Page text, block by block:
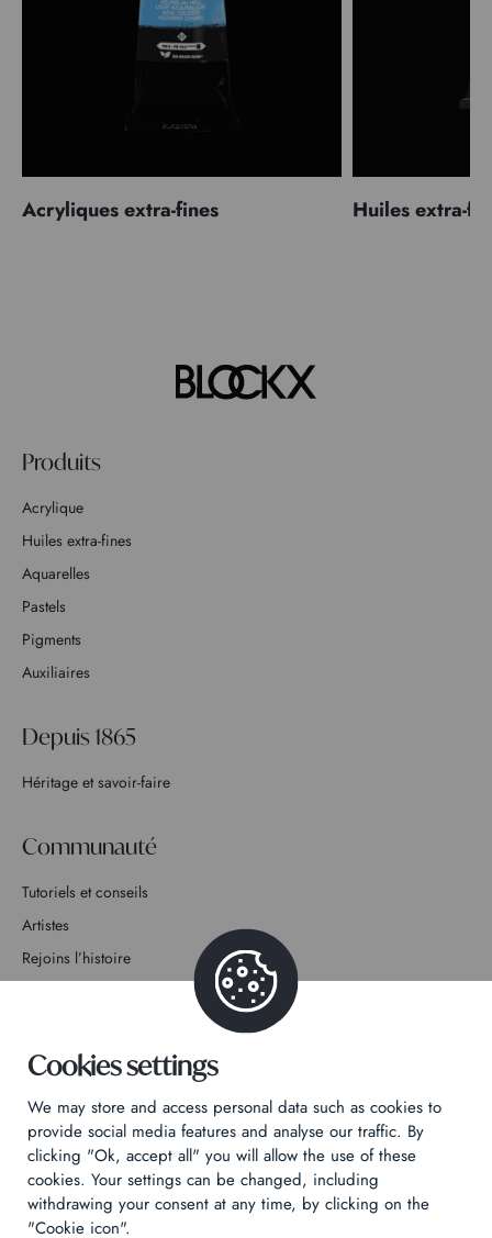
Acryliques extra-fines Huiles extra-
Produits
Acrylique
Huiles extra-fines
Aquarelles
Pastels
Pigments
Auxiliaires
Depuis 1865
Héritage et savoir-faire
Communauté
Tutoriels et conseils
Artistes
Rejoins l’histoire
Politique de confidentialité
Mentions légales
Technical & Legal informations
Cookies settings
We may store and access personal data such as cookies to
provide social media features and analyse our traffic. By
clicking "Ok, accept all" you will allow the use of these
cookies. Your settings can be changed, including
withdrawing your consent at any time, by clicking on the
"Cookie icon".